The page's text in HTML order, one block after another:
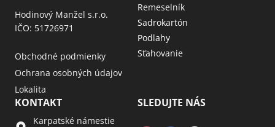
Hodinový Manžel s.r.o.
IČO: 51726971
Obchodné podmienky
Ochrana osobných údajov
Lokalita
Remeselník
Sadrokartón
Podlahy
Sťahovanie
KONTAKT
Karpatské námestie
SLEDUJTE NÁS